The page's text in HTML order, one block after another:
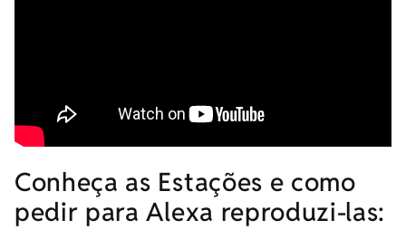
Conheça as Estações e como
pedir para Alexa reproduzi-las: